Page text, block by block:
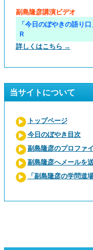
副島隆彦講演ビデオ
「今日のぼやきの語り
Ｒ
詳しくはこちら →
当サイトについて
トップページ
今日のぼやき目次
副島隆彦のプロファ
副島隆彦へメールを
「副島隆彦の学問道